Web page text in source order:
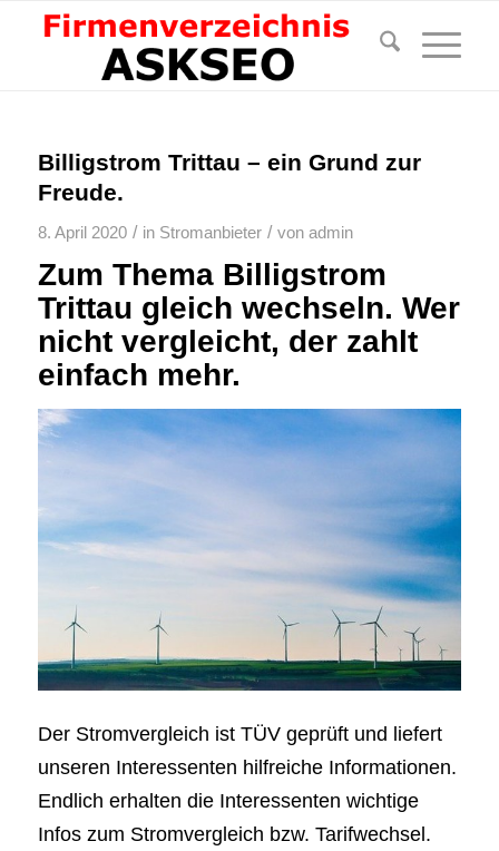
Billigstrom Trittau – ein Grund zur
Freude.
8. April 2020 / in Stromanbieter / von admin
Zum Thema Billigstrom
Trittau gleich wechseln. Wer
nicht vergleicht, der zahlt
einfach mehr.
Der Stromvergleich ist TÜV geprüft und liefert
unseren Interessenten hilfreiche Informationen.
Endlich erhalten die Interessenten wichtige
Infos zum Stromvergleich bzw. Tarifwechsel.